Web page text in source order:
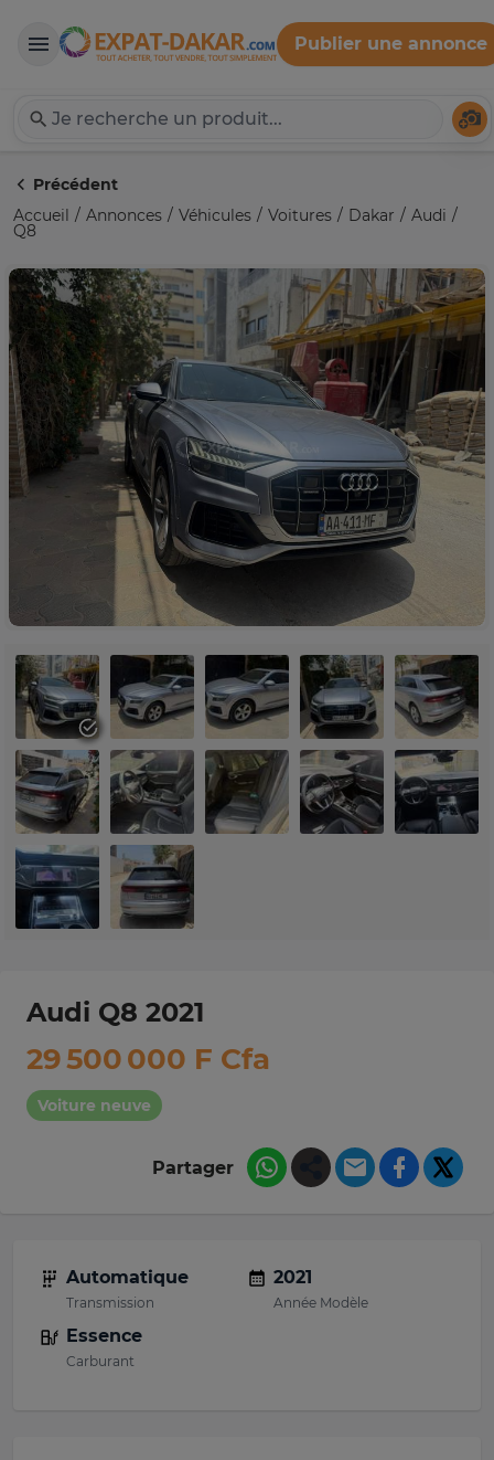
Expat-Dakar
Publier une annonce
Précédent
Accueil
Annonces Véhicules Voitures Dakar Audi
Q8
Audi Q8 2021
29 500 000 F Cfa
Voiture neuve
Partager
Automatique
Transmission
2021
Année Modèle
Essence
Carburant